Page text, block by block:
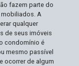
fazem parte do
A
qualquer
de seus imóveis
condomínio é
mesmo passível
ocorrer de algum